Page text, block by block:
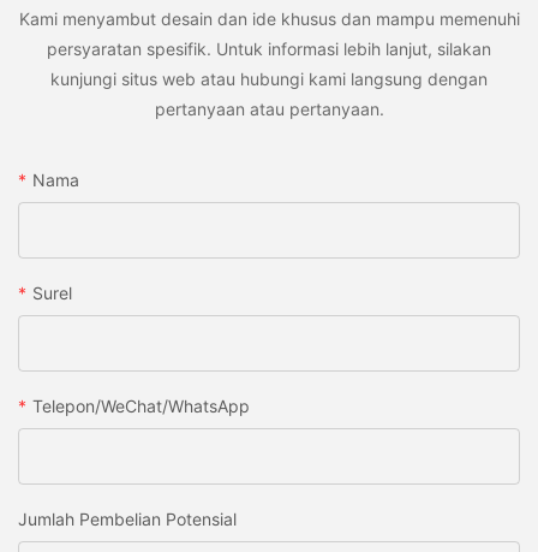
Kami menyambut desain dan ide khusus dan mampu memenuhi
persyaratan spesifik. Untuk informasi lebih lanjut, silakan
kunjungi situs web atau hubungi kami langsung dengan
pertanyaan atau pertanyaan.
Nama
Surel
Telepon/WeChat/WhatsApp
Jumlah Pembelian Potensial